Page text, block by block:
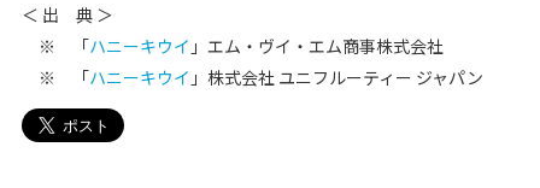
＜ 出 典 ＞
※ 「ハニーキウイ 」エム・ヴイ・エム商事株式会社
※ 「ハニーキウイ 」株式会社 ユニフルーティー ジャパン